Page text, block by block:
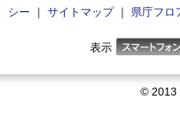
シー ｜ サイトマップ｜ 県庁フロ
表示
© 2013